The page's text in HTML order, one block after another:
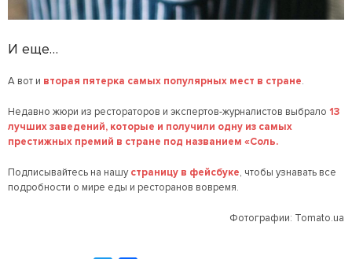
И еще…
А вот и вторая пятерка самых популярных мест в стране.
Недавно жюри из рестораторов и экспертов-журналистов выбрало 13
лучших заведений, которые и получили одну из самых
престижных премий в стране под названием «Соль.
Подписывайтесь на нашустраницу в фейсбуке, чтобы узнавать все
подробности о мире еды и ресторанов вовремя.
Фотографии: Tomato.ua